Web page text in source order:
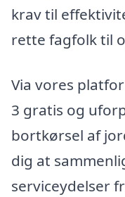
krav til
rette fagfolk til
Via vores
3 gratis og
bortkørsel af
dig at
serviceydelser